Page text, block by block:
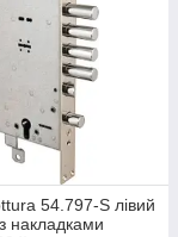
54.797-S лівий
накладками